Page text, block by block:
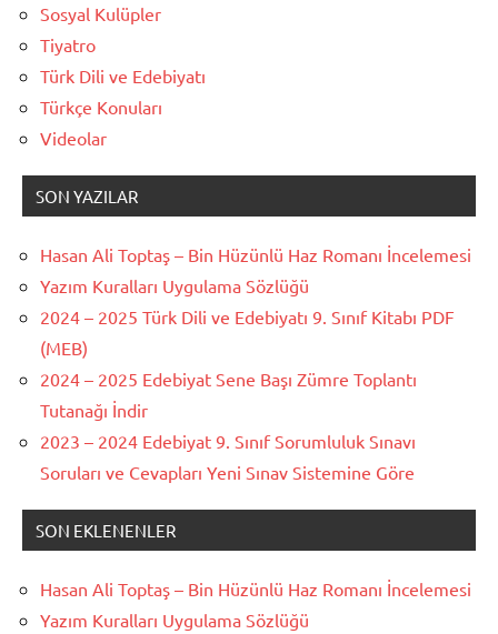
Sosyal Kulüpler
Tiyatro
Türk Dili ve Edebiyatı
Türkçe Konuları
Videolar
SON YAZILAR
Hasan Ali Toptaş – Bin Hüzünlü Haz Romanı İncelemesi
Yazım Kuralları Uygulama Sözlüğü
2024 – 2025 Türk Dili ve Edebiyatı 9. Sınıf Kitabı PDF
(MEB)
2024 – 2025 Edebiyat Sene Başı Zümre Toplantı
Tutanağı İndir
2023 – 2024 Edebiyat 9. Sınıf Sorumluluk Sınavı
Soruları ve Cevapları Yeni Sınav Sistemine Göre
SON EKLENENLER
Hasan Ali Toptaş – Bin Hüzünlü Haz Romanı İncelemesi
Yazım Kuralları Uygulama Sözlüğü